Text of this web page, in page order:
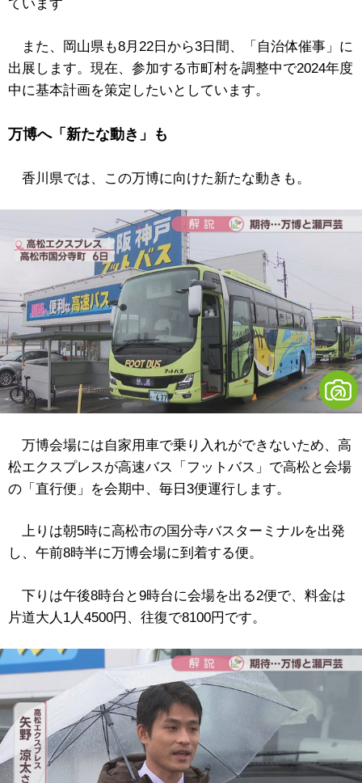
ています
また、岡山県も8月22日から3日間、「自治体催事」に
出展します。現在、参加する市町村を調整中で2024年度
中に基本計画を策定したいとしています。
万博へ「新たな動き」も
香川県では、この万博に向けた新たな動きも。
万博会場には自家用車で乗り入れができないため、高
松エクスプレスが高速バス「フットバス」で高松と会場
の「直行便」を会期中、毎日3便運行します。
上りは朝5時に高松市の国分寺バスターミナルを出発
し、午前8時半に万博会場に到着する便。
下りは午後8時台と9時台に会場を出る2便で、料金は
片道大人1人4500円、往復で8100円です。